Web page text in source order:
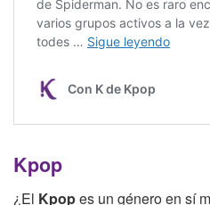
Kpop
¿El Kpopes un género en sí